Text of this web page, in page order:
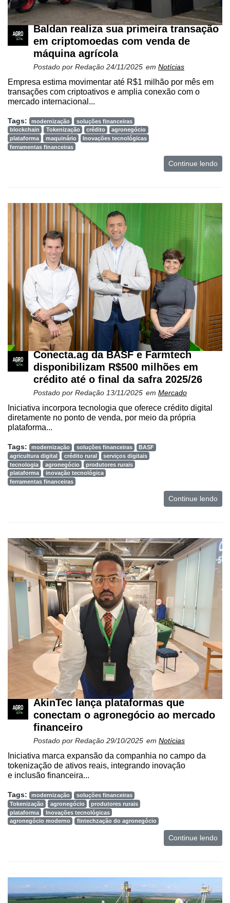
Baldan realiza sua primeira transação
em criptomoedas com venda de
máquina agrícola
Postado por Redação 24/11/2025 em Notícias
Empresa estima movimentar até R$1 milhão por mês em
transações com criptoativos e amplia conexão com o
mercado internacional...
Tags: modernização
soluções financeiras
blockchain
Tokenização crédito
agronegócio
plataforma
maquinário
Inovações tecnológicas
ferramentas financeiras
Continue lendo
Conecta.ag da BASF e Farmtech
disponibilizam R$500 milhões em
crédito até o final da safra 2025/26
Postado por Redação 13/11/2025 em Mercado
Iniciativa incorpora tecnologia que oferece crédito digital
diretamente no ponto de venda, por meio da própria
plataforma...
Tags: modernização soluções financeiras
BASF
agricultura digital
crédito rural
serviços digitais
tecnologia
agronegócio
produtores rurais
plataforma
inovação tecnológica
ferramentas financeiras
Continue lendo
AkinTec lança plataformas que
conectam o agronegócio ao mercado
financeiro
Postado por Redação 29/10/2025 em Notícias
Iniciativa marca expansão da companhia no campo da
tokenização de ativos reais, integrando inovação
e inclusão financeira...
Tags: modernização
soluções financeiras
Tokenização
agronegócio
produtores rurais
plataforma
Inovações tecnológicas
agronegócio moderno
fintechzação do agronegócio
Continue lendo